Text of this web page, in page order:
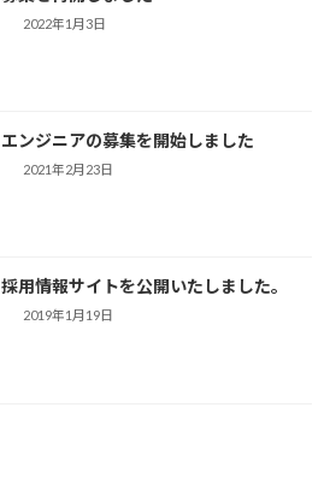
2022年1月3日
エンジニアの募集を開始しました
2021年2月23日
採用情報サイトを公開いたしました。
2019年1月19日